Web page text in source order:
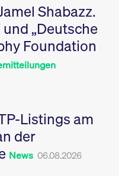
Shabazz.
„Deutsche
Foundation
Listings am
der
News 06.08.2026
Leistung der Website
zu messen. Es handelt
sich um ein Muster-
Cookie, bei dem auf
das Präfix _pk_ses
eine kurze Reihe von
6
Monate
Dieses Cookie dient
Speicherung der
Einwilligungs- und
des Nutzers für ihre
Interaktion mit der
Sitzungen geehrt